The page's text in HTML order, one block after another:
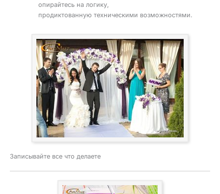
опирайтесь на логику,
продиктованную техническими возможностями.
Записывайте все что делаете